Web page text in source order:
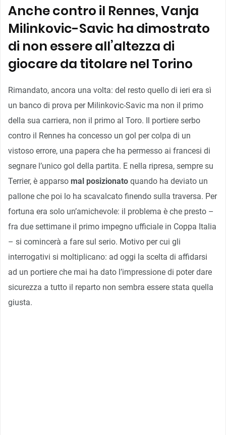
Anche contro il Rennes, Vanja
Milinkovic-Savic ha dimostrato
di non essere all’altezza di
giocare da titolare nel Torino
Rimandato, ancora una volta: del resto quello di ieri era sì
un banco di prova per Milinkovic-Savic ma non il primo
della sua carriera, non il primo al Toro. Il portiere serbo
contro il Rennes ha concesso un gol per colpa di un
vistoso errore, una papera che ha permesso ai francesi di
segnare l’unico gol della partita. E nella ripresa, sempre su
Terrier, è apparso mal posizionato quando ha deviato un
pallone che poi lo ha scavalcato finendo sulla traversa. Per
fortuna era solo un’amichevole: il problema è che presto –
fra due settimane il primo impegno ufficiale in Coppa Italia
– si comincerà a fare sul serio. Motivo per cui gli
interrogativi si moltiplicano: ad oggi la scelta di affidarsi
ad un portiere che mai ha dato l’impressione di poter dare
sicurezza a tutto il reparto non sembra essere stata quella
giusta.